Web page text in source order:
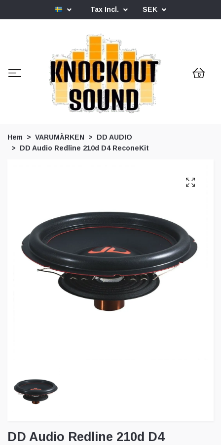
Tax Incl. SEK
0
Hem VARUMÄRKEN
DD AUDIO
DD Audio Redline 210d D4 ReconeKit
DD Audio Redline 210d D4